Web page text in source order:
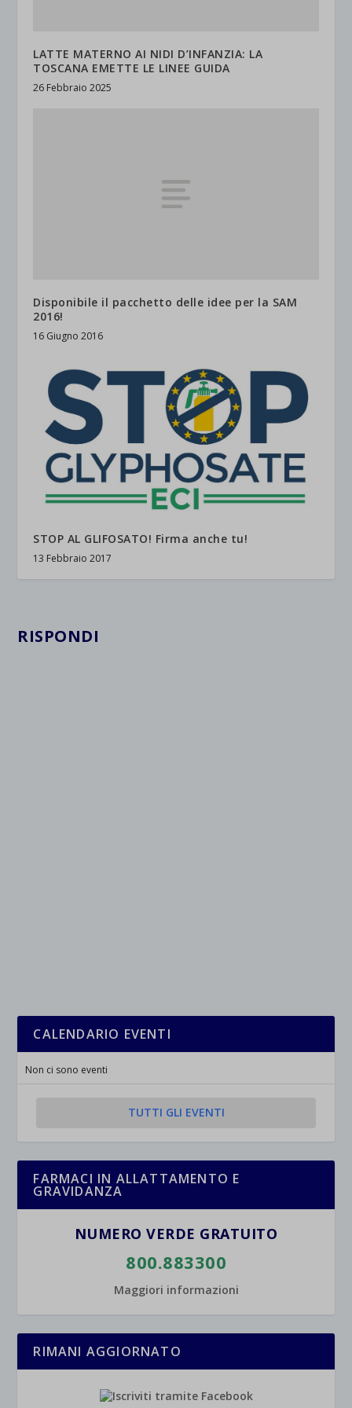
LATTE MATERNO AI NIDI D’INFANZIA: LA
TOSCANA EMETTE LE LINEE GUIDA
26 Febbraio 2025
Disponibile il pacchetto delle idee per la SAM
2016!
16 Giugno 2016
STOP AL GLIFOSATO! Firma anche tu!
13 Febbraio 2017
RISPONDI
CALENDARIO EVENTI
Non ci sono eventi
TUTTI GLI EVENTI
FARMACI IN ALLATTAMENTO E
GRAVIDANZA
NUMERO VERDE GRATUITO
800.883300
Maggiori informazioni
RIMANI AGGIORNATO